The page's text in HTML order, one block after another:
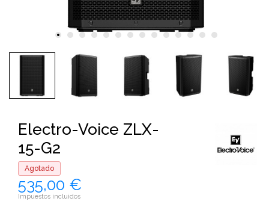
Electro-Voice ZLX-
15-G2
Agotado
535,00 €
Impuestos incluidos